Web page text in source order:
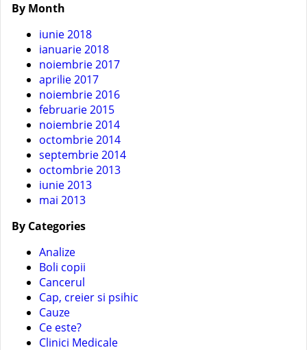
articole
By Month
iunie 2018
ianuarie 2018
noiembrie 2017
aprilie 2017
noiembrie 2016
februarie 2015
noiembrie 2014
octombrie 2014
septembrie 2014
octombrie 2013
iunie 2013
mai 2013
By Categories
Analize
Boli copii
Cancerul
Cap, creier si psihic
Cauze
Ce este?
Clinici Medicale